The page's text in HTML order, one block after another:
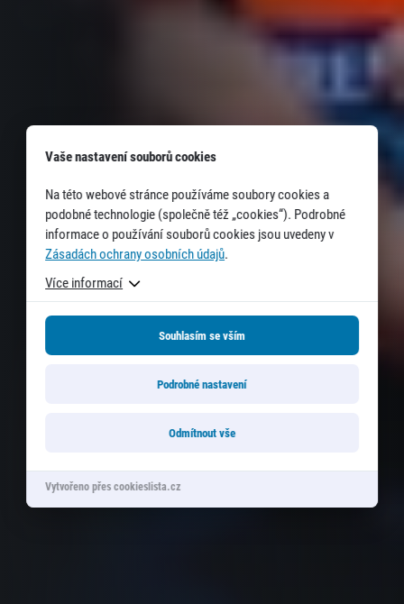
Vaše nastavení souborů cookies
Na této webové stránce používáme soubory cookies a
podobné technologie (společně též „cookies“). Podrobné
informace o používání souborů cookies jsou uvedeny v
Zásadách ochrany osobních údajů.
Více informací
Souhlasím se vším
Podrobné nastavení
Odmítnout vše
Vytvořeno přes cookieslista.cz